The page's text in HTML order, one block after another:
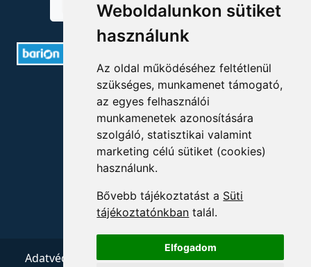
Weboldalunkon sütiket
használunk
Az oldal működéséhez feltétlenül
szükséges, munkamenet támogató,
az egyes felhasználói
munkamenetek azonosítására
szolgáló, statisztikai valamint
marketing célú sütiket (cookies)
használunk.
Bővebb tájékoztatást a Süti
tájékoztatónkban talál.
Elfogadom
ELÉRHETŐSÉGEK
+36 1 880 7600
info@mprx.hu
Adatvédelem ÁSZF Impresszum Kapcsolat